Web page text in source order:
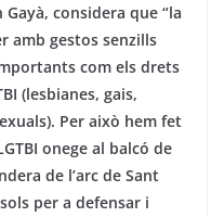
considera que “la
amb gestos senzills
com els drets
(lesbianes, gais,
Per això hem fet
onege al balcó de
de l’arc de Sant
per a defensar i